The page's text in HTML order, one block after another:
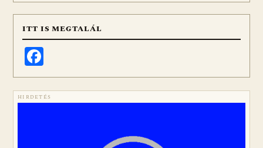
ITT IS MEGTALÁL
HIRDETÉS